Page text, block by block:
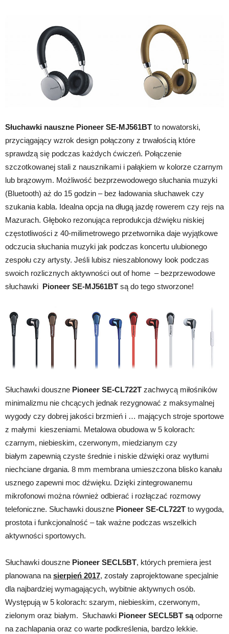
Słuchawki nauszne Pioneer SE-MJ561BT to nowatorski,
przyciągający wzrok design połączony z trwałością które
sprawdzą się podczas każdych ćwiczeń. Połączenie
szczotkowanej stali z nausznikami i pałąkiem w kolorze czarnym
lub brązowym. Możliwość bezprzewodowego słuchania muzyki
(Bluetooth) aż do 15 godzin – bez ładowania słuchawek czy
szukania kabla. Idealna opcja na długą jazdę rowerem czy rejs na
Mazurach. Głęboko rezonująca reprodukcja dźwięku niskiej
częstotliwości z 40-milimetrowego przetwornika daje wyjątkowe
odczucia słuchania muzyki jak podczas koncertu ulubionego
zespołu czy artysty. Jeśli lubisz nieszablonowy look podczas
swoich rozlicznych aktywności out of home – bezprzewodowe
słuchawki Pioneer SE-MJ561BT są do tego stworzone!
Słuchawki douszne Pioneer SE-CL722T zachwycą miłośników
minimalizmu nie chcących jednak rezygnować z maksymalnej
wygody czy dobrej jakości brzmień i … mających stroje sportowe
z małymi kieszeniami. Metalowa obudowa w 5 kolorach:
czarnym, niebieskim, czerwonym, miedzianym czy
białym zapewnią czyste średnie i niskie dźwięki oraz wytłumi
niechciane drgania. 8 mm membrana umieszczona blisko kanału
usznego zapewni moc dźwięku. Dzięki zintegrowanemu
mikrofonowi można również odbierać i rozłączać rozmowy
telefoniczne. Słuchawki douszne Pioneer SE-CL722T to wygoda,
prostota i funkcjonalność – tak ważne podczas wszelkich
aktywności sportowych.
Słuchawki douszne Pioneer SECL5BT, których premiera jest
planowana na sierpień 2017, zostały zaprojektowane specjalnie
dla najbardziej wymagających, wybitnie aktywnych osób.
Występują w 5 kolorach: szarym, niebieskim, czerwonym,
zielonym oraz białym. Słuchawki Pioneer SECL5BT sąodporne
na zachlapania oraz co warte podkreślenia, bardzo lekkie.